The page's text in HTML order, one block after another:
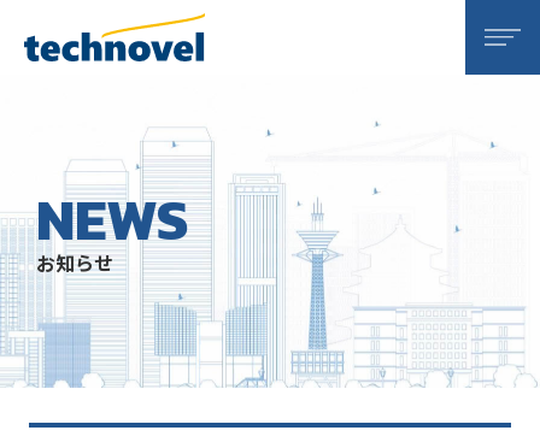
NEWS
お知らせ